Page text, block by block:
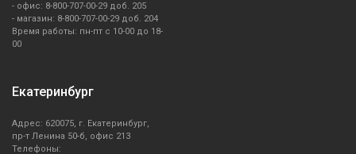
- офис: 8-800-707-00-29 доб. 205
- магазин: 8-800-707-00-29 доб. 204
Время работы: пн-пт с 10-00 до 18-
00
Екатеринбург
Адрес: 620075, г. Екатеринбург,
пр-т Ленина 50-б, офис 213
Телефоны: